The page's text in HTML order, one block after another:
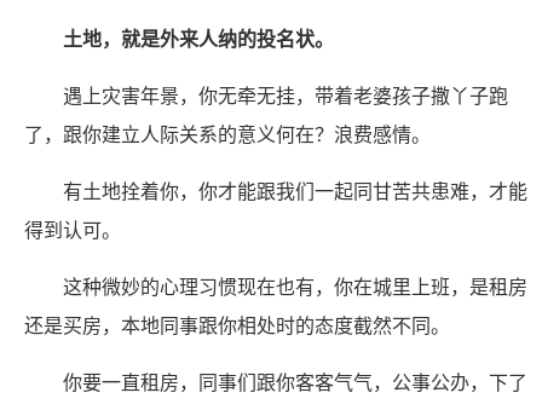
土地，就是外来人纳的投名状。
遇上灾害年景，你无牵无挂，带着老婆孩子撒丫子跑
了，跟你建立人际关系的意义何在？浪费感情。
有土地拴着你，你才能跟我们一起同甘苦共患难，才能
得到认可。
这种微妙的心理习惯现在也有，你在城里上班，是租房
还是买房，本地同事跟你相处时的态度截然不同。
你要一直租房，同事们跟你客客气气，公事公办，下了